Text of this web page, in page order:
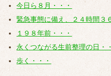
今日ら８月・・・
緊急事態に備え、２４時間３
１９８年前・・・
永くつながる生前整理の日・
歩く・・・